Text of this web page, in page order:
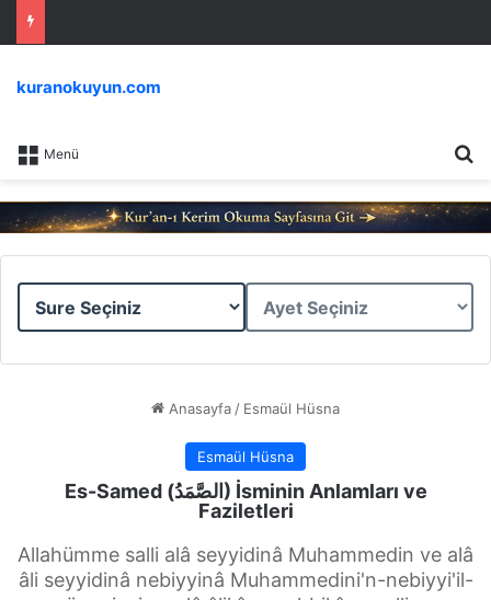
Menü
kuranokuyun.com
Sure
Ayet
Anasayfa / Esmaül Hüsna
Esmaül Hüsna
Es-Samed (الصَّمَدُ) İsminin Anlamları ve
Faziletleri
Allahümme salli alâ seyyidinâ Muhammedin ve alâ
âli seyyidinâ nebiyyinâ Muhammedini'n-nebiyyi'il-